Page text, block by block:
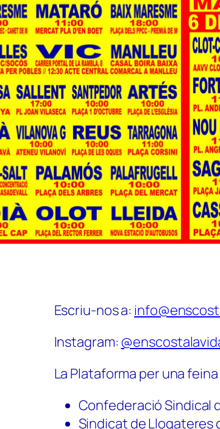
Escriu-nos a:
Instagram:
La Plataforma per una
Confederació Sindical
Sindicat de Llogateres